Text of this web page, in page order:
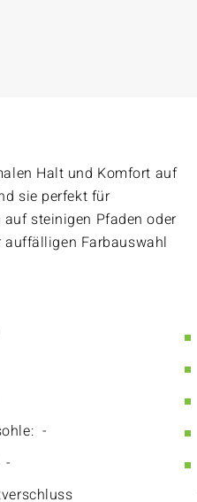
Halt und Komfort auf
sie perfekt für
steinigen Pfaden oder
auffälligen Farbauswahl
-
-